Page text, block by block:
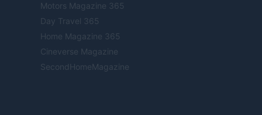
Motors Magazine 365
Day Travel 365
Home Magazine 365
Cineverse Magazine
SecondHomeMagazine